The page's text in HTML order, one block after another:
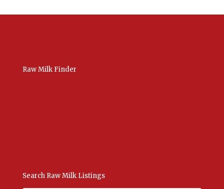
Raw Milk Finder
Search Raw Milk Listings